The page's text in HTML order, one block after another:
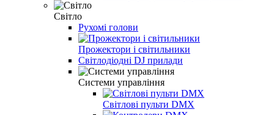
Світло
Рухомі голови
Прожектори і світильники
Світлодіодні DJ прилади
Системи управління
Світлові пульти DMX